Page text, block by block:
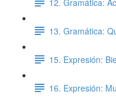
13. Gramática: